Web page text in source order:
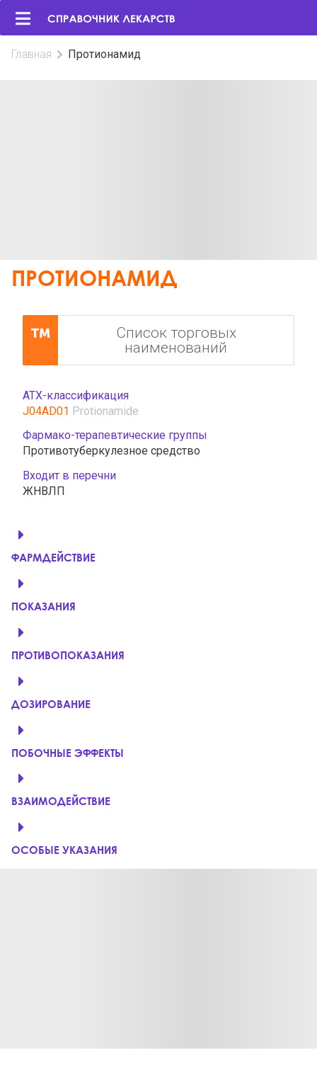
Главная Протионамид
ПРОТИОНАМИД
Список торговых
наименований
АТХ-классификация
J04AD01 Protionamide
Фармако-терапевтические группы
Противотуберкулезное средство
Входит в перечни
ЖНВЛП
ФАРМДЕЙСТВИЕ
ПОКАЗАНИЯ
ПРОТИВОПОКАЗАНИЯ
ДОЗИРОВАНИЕ
ПОБОЧНЫЕ ЭФФЕКТЫ
ВЗАИМОДЕЙСТВИЕ
ОСОБЫЕ УКАЗАНИЯ